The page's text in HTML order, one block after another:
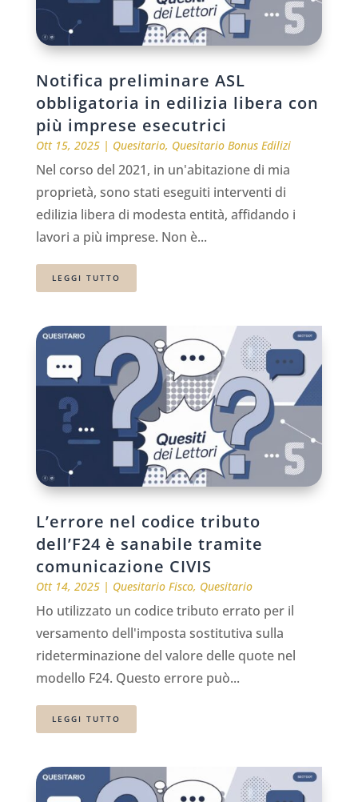
Notifica preliminare ASL
obbligatoria in edilizia libera con
più imprese esecutrici
Ott 15, 2025| Quesitario, Quesitario Bonus Edilizi
Nel corso del 2021, in un'abitazione di mia
proprietà, sono stati eseguiti interventi di
edilizia libera di modesta entità, affidando i
lavori a più imprese. Non è...
LEGGI TUTTO
L’errore nel codice tributo
dell’F24 è sanabile tramite
comunicazione CIVIS
Ott 14, 2025| Quesitario Fisco, Quesitario
Ho utilizzato un codice tributo errato per il
versamento dell'imposta sostitutiva sulla
rideterminazione del valore delle quote nel
modello F24. Questo errore può...
LEGGI TUTTO